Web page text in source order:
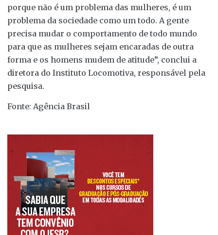
porque não é um problema das mulheres, é um
problema da sociedade como um todo. A gente
precisa mudar o comportamento de todo mundo
para que as mulheres sejam encaradas de outra
forma e os homens mudem de atitude”, conclui a
diretora do Instituto Locomotiva, responsável pela
pesquisa.
Fonte: Agência Brasil